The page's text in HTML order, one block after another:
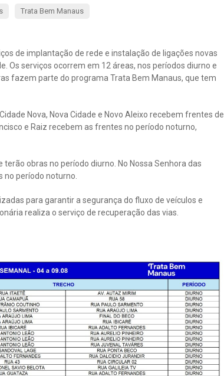
Trata Bem Manaus
de implantação de rede e instalação de ligações novas
Os serviços ocorrem em 12 áreas, nos períodos diurno e
fazem parte do programa Trata Bem Manaus, que tem
Nova, Nova Cidade e Novo Aleixo recebem frentes de
e Raiz recebem as frentes no período noturno,
obras no período diurno. No Nossa Senhora das
no período noturno.
para garantir a segurança do fluxo de veículos e
realiza o serviço de recuperação das vias.